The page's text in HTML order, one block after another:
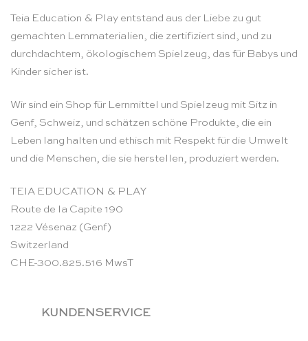
Teia Education & Play entstand aus der Liebe zu gut
gemachten Lernmaterialien, die zertifiziert sind, und zu
durchdachtem, ökologischem Spielzeug, das für Babys und
Kinder sicher ist.
Wir sind ein Shop für Lernmittel und Spielzeug mit Sitz in
Genf, Schweiz, und schätzen schöne Produkte, die ein
Leben lang halten und ethisch mit Respekt für die Umwelt
und die Menschen, die sie herstellen, produziert werden.
TEIA EDUCATION & PLAY
Route de la Capite 190
1222 Vésenaz (Genf)
Switzerland
CHE-300.825.516 MwsT
KUNDENSERVICE